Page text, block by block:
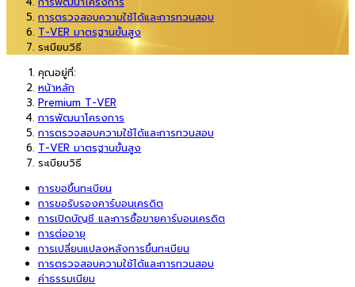
การตรวจสอบความใช้ได้และการทวนสอบ
T-VER มาตรฐานขั้นสูง
ระเบียบวิธี
คุณอยู่ที่:
หน้าหลัก
Premium T-VER
การพัฒนาโครงการ
การตรวจสอบความใช้ได้และการทวนสอบ
T-VER มาตรฐานขั้นสูง
ระเบียบวิธี
การขอขึ้นทะเบียน
การขอรับรองคาร์บอนเครดิต
การเปิดบัญชี และการซื้อขายคาร์บอนเครดิต
การต่ออายุ
การเปลี่ยนแปลงหลังการขึ้นทะเบียน
การตรวจสอบความใช้ได้และการทวนสอบ
ค่าธรรมเนียม